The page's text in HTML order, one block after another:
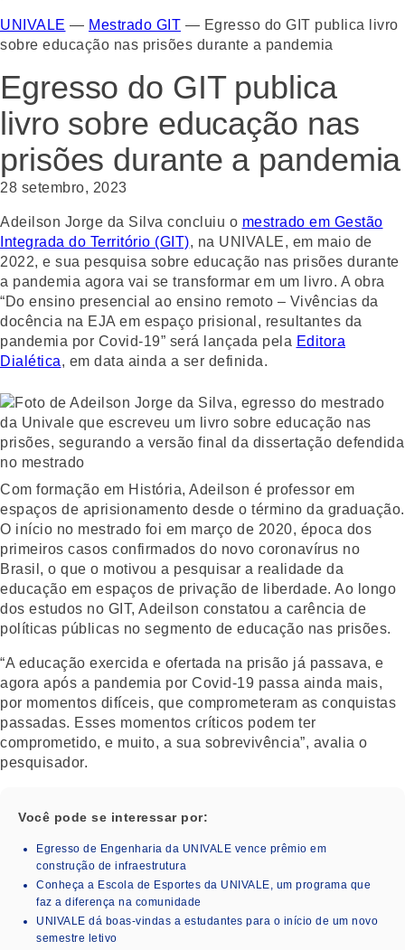
UNIVALE — Mestrado GIT — Egresso do GIT publica livro
sobre educação nas prisões durante a pandemia
Egresso do GIT publica
livro sobre educação nas
prisões durante a pandemia
28 setembro, 2023
Adeilson Jorge da Silva concluiu o mestrado em Gestão
Integrada do Território (GIT), na UNIVALE, em maio de
2022, e sua pesquisa sobre educação nas prisões durante
a pandemia agora vai se transformar em um livro. A obra
“Do ensino presencial ao ensino remoto – Vivências da
docência na EJA em espaço prisional, resultantes da
pandemia por Covid-19” será lançada pela Editora
Dialética, em data ainda a ser definida.
Com formação em História, Adeilson é professor em
espaços de aprisionamento desde o término da graduação.
O início no mestrado foi em março de 2020, época dos
primeiros casos confirmados do novo coronavírus no
Brasil, o que o motivou a pesquisar a realidade da
educação em espaços de privação de liberdade. Ao longo
dos estudos no GIT, Adeilson constatou a carência de
políticas públicas no segmento de educação nas prisões.
“A educação exercida e ofertada na prisão já passava, e
agora após a pandemia por Covid-19 passa ainda mais,
por momentos difíceis, que comprometeram as conquistas
passadas. Esses momentos críticos podem ter
comprometido, e muito, a sua sobrevivência”, avalia o
pesquisador.
Você pode se interessar por:
Egresso de Engenharia da UNIVALE vence prêmio em
construção de infraestrutura
Conheça a Escola de Esportes da UNIVALE, um programa que
faz a diferença na comunidade
UNIVALE dá boas-vindas a estudantes para o início de um novo
semestre letivo